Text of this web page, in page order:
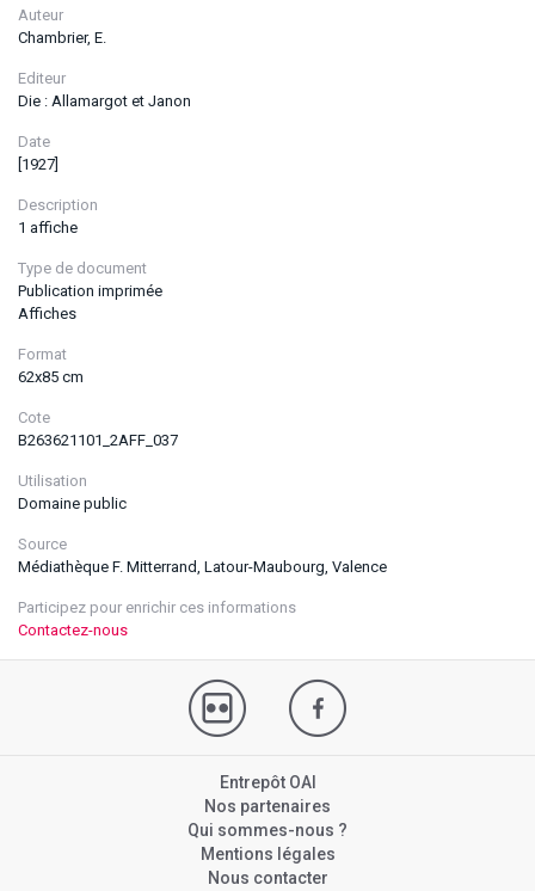
Auteur
Chambrier, E.
Editeur
Die : Allamargot et Janon
Date
[1927]
Description
1 affiche
Type de document
Publication imprimée
Affiches
Format
62x85 cm
Cote
B263621101_2AFF_037
Utilisation
Domaine public
Source
Médiathèque F. Mitterrand, Latour-Maubourg, Valence
Participez pour enrichir ces informations
Contactez-nous
Entrepôt OAI
Nos partenaires
Qui sommes-nous ?
Mentions légales
Nous contacter